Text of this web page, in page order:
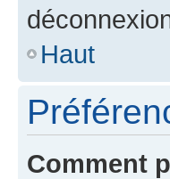
Haut
Comment